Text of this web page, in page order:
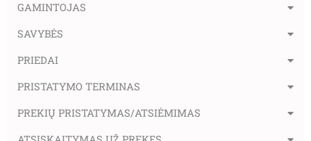
GAMINTOJAS
SAVYBĖS
PRIEDAI
PRISTATYMO TERMINAS
PREKIŲ PRISTATYMAS/ATSIĖMIMAS